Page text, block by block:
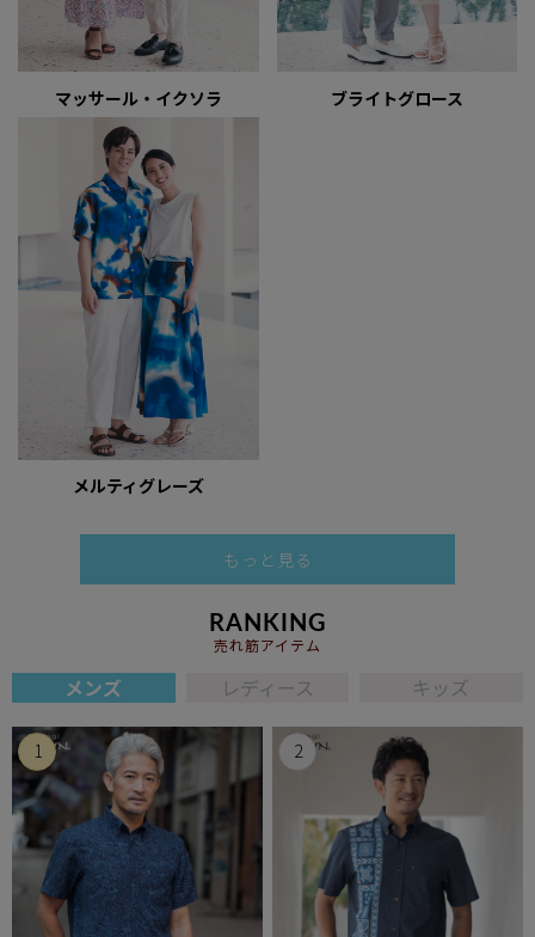
マッサール・イクソラ ブライトグロース
メルティグレーズ
もっと見る
RANKING
売れ筋アイテム
メンズ レディース キッズ